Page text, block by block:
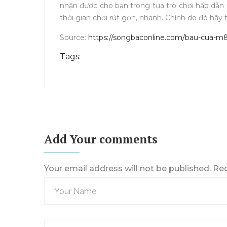
nhận được cho bạn trong tựa trò chơi hấp
thời gian chơi rút gọn, nhanh. Chính do đó
Source: https://songbaconline.com/bau-cua-
Tags:
Add Your comments
Your email address will not be published.